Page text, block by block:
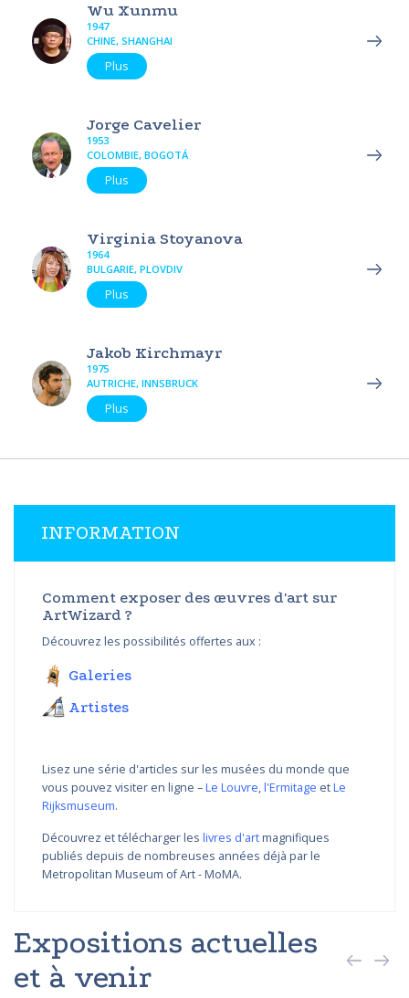
Wu Xunmu
1947
CHINE, SHANGHAI
Plus
Jorge Cavelier
1953
COLOMBIE, BOGOTÁ
Plus
Virginia Stoyanova
1964
BULGARIE, PLOVDIV
Plus
Jakob Kirchmayr
1975
AUTRICHE, INNSBRUCK
Plus
INFORMATION
Comment exposer des œuvres d'art sur
ArtWizard ?
Découvrez les possibilités offertes aux :
Galeries
Artistes
Lisez une série d'articles sur les musées du monde que
vous pouvez visiter en ligne –Le Louvre,l'Ermitage etLe
Rijksmuseum.
Découvrez et télécharger les livres d'artmagnifiques
publiés depuis de nombreuses années déjà par le
Metropolitan Museum of Art - MoMA.
Expositions actuelles
et à venir